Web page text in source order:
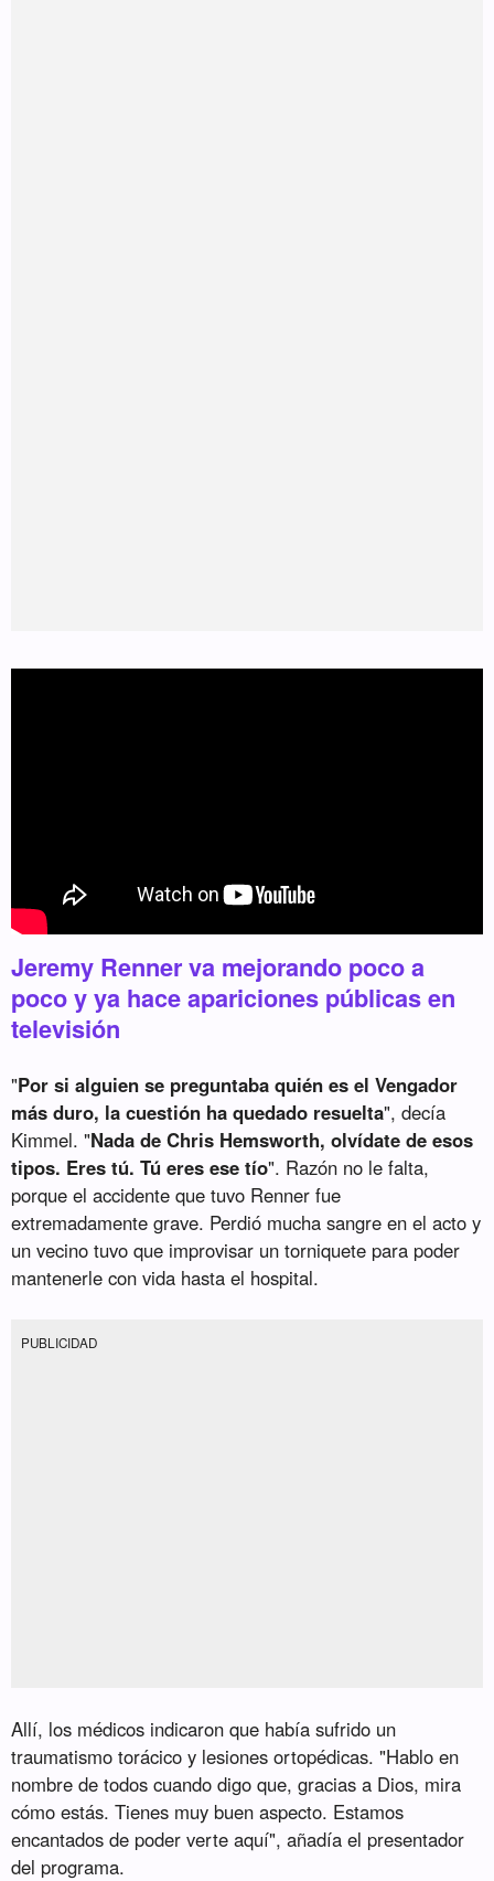
Jeremy Renner va mejorando poco a
poco y ya hace apariciones públicas en
televisión
"Por si alguien se preguntaba quién es el Vengador
más duro, la cuestión ha quedado resuelta", decía
Kimmel. "Nada de Chris Hemsworth, olvídate de esos
tipos. Eres tú. Tú eres ese tío". Razón no le falta,
porque el accidente que tuvo Renner fue
extremadamente grave. Perdió mucha sangre en el acto y
un vecino tuvo que improvisar un torniquete para poder
mantenerle con vida hasta el hospital.
PUBLICIDAD
Allí, los médicos indicaron que había sufrido un
traumatismo torácico y lesiones ortopédicas. "Hablo en
nombre de todos cuando digo que, gracias a Dios, mira
cómo estás. Tienes muy buen aspecto. Estamos
encantados de poder verte aquí", añadía el presentador
del programa.